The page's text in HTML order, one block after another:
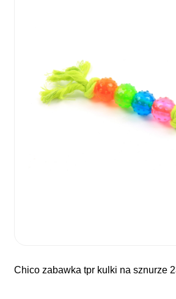
chico zabawka tpr kulki na sznurze